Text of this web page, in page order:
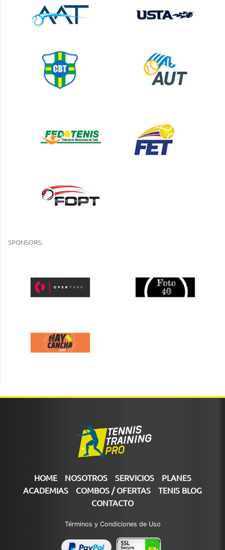
SPONSORS:
HOME NOSOTROS SERVICIOS
PLANES
ACADEMIAS
COMBOS / OFERTAS
TENIS BLOG
CONTACTO
Términos y Condiciones de Uso